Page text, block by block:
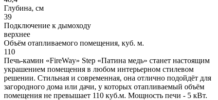
Глубина, см
39
Подключение к дымоходу
верхнее
Объём отапливаемого помещения, куб. м.
110
Печь-камин «FireWay» Step «Патина медь» станет настоящим
украшением помещения в любом интерьерном стилевом
решении. Стильная и современная, она отлично подойдёт для
загородного дома или дачи, у которых отапливаемый объём
помещения не превышает 110 куб.м. Мощность печи - 5 кВт.